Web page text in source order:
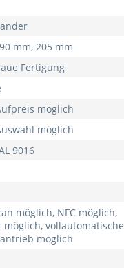
mm, 205 mm
Fertigung
möglich
möglich
9016
möglich, NFC möglich,
möglich, vollautomatische
möglich